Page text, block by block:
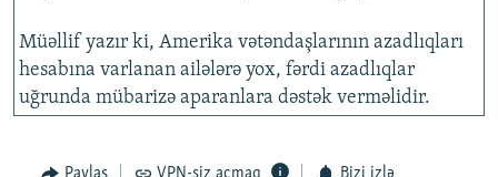
Müəllif yazır ki, Amerika vətəndaşlarının azadlıqları
hesabına varlanan ailələrə yox, fərdi azadlıqlar
uğrunda mübarizə aparanlara dəstək verməlidir.